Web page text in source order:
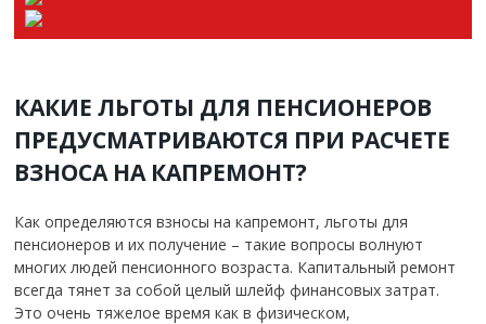
КАКИЕ ЛЬГОТЫ ДЛЯ ПЕНСИОНЕРОВ
ПРЕДУСМАТРИВАЮТСЯ ПРИ РАСЧЕТЕ
ВЗНОСА НА КАПРЕМОНТ?
Как определяются взносы на капремонт, льготы для
пенсионеров и их получение – такие вопросы волнуют
многих людей пенсионного возраста. Капитальный ремонт
всегда тянет за собой целый шлейф финансовых затрат.
Это очень тяжелое время как в физическом,